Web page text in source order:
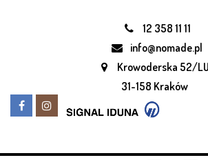
12 358 11 11
info@nomade.pl
Krowoderska 52/
31-158 Kraków